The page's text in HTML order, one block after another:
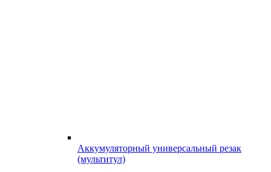
Аккумуляторный универсальный резак
(мультитул)